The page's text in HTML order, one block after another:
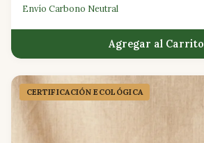
Envío Carbono Neutral
Agregar al Carrito
CERTIFICACIÓN ECOLÓGICA